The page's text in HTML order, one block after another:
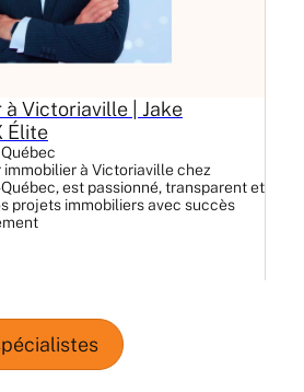
Victoriaville | Jake
Élite
à Victoriaville chez
est passionné, transparent et
projets immobiliers avec succès